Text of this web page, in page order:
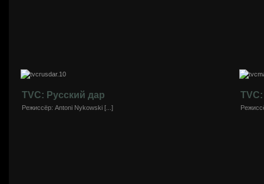
TVC: Русский дар
Режиссёр: Antoni Nykowski [...]